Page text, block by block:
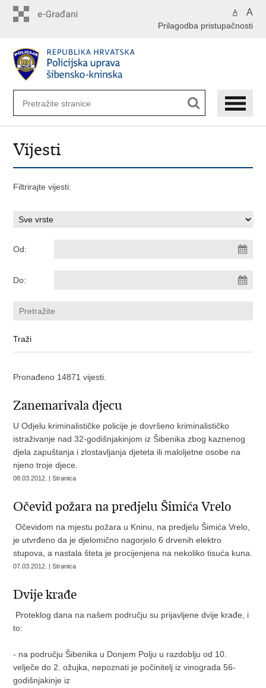
A A
Prilagodba pristupačnosti
Vijesti
Filtrirajte vijesti:
Od:
Do:
Pronađeno 14871 vijesti.
Zanemarivala djecu
U Odjelu kriminalističke policije je dovršeno kriminalističko
istraživanje nad 32-godišnjakinjom iz Šibenika zbog kaznenog
djela zapuštanja i zlostavljanja djeteta ili maloljetne osobe na
njeno troje djece.
08.03.2012. | Stranica
Očevid požara na predjelu Šimića Vrelo
Očevidom na mjestu požara u Kninu, na predjelu Šimića Vrelo,
je utvrđeno da je djelomično nagorjelo 6 drvenih elektro
stupova, a nastala šteta je procijenjena na nekoliko tisuća kuna.
07.03.2012. | Stranica
Dvije krađe
Proteklog dana na našem području su prijavljene dvije krađe, i
to:
- na području Šibenika u Donjem Polju u razdoblju od 10.
velječe do 2. ožujka, nepoznati je počinitelj iz vinograda 56-
godišnjakinje iz